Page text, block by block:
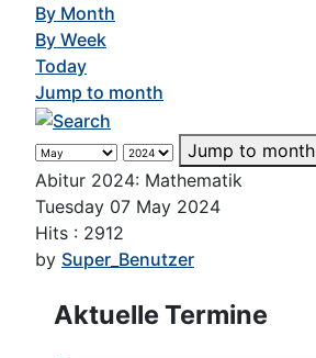
By Month
By Week
Today
Jump to month
Jump to month
Abitur 2024: Mathematik
Tuesday 07 May 2024
Hits : 2912
by Super_Benutzer
Aktuelle Termine